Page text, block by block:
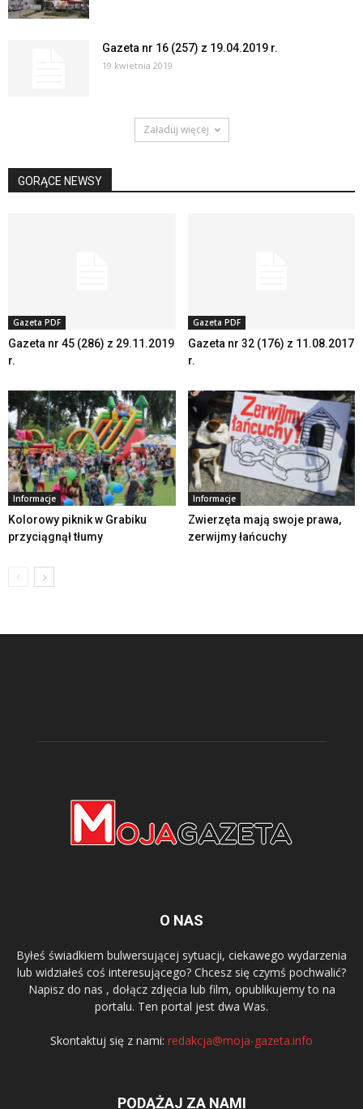
Gazeta nr 16 (257) z 19.04.2019 r.
19 kwietnia 2019
Załaduj więcej
GORĄCE NEWSY
Gazeta PDF
Gazeta nr 45 (286) z 29.11.2019
r.
Gazeta PDF
Gazeta nr 32 (176) z 11.08.2017
r.
Informacje
Kolorowy piknik w Grabiku
przyciągnął tłumy
Informacje
Zwierzęta mają swoje prawa,
zerwijmy łańcuchy
O NAS
Byłeś świadkiem bulwersującej sytuacji, ciekawego wydarzenia
lub widziałeś coś interesującego? Chcesz się czymś pochwalić?
Napisz do nas , dołącz zdjęcia lub film, opublikujemy to na
portalu. Ten portal jest dwa Was.
Skontaktuj się z nami: redakcja@moja-gazeta.info
PODĄŻAJ ZA NAMI